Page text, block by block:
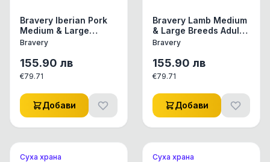
Bravery Iberian Pork
Medium & Large
Breeds Adult Dog -
израснали кучета от
средни и едри
породи с иберийско
свинско 12 кг
Bravery
155.90 лв
€79.71
Добави
Bravery Lamb Medium
& Large Breeds Adult
Dog - Пълноценна
кучета от средни и
едри породи с
агнешко 12 кг
Bravery
155.90 лв
€79.71
Добави
Суха храна Суха храна